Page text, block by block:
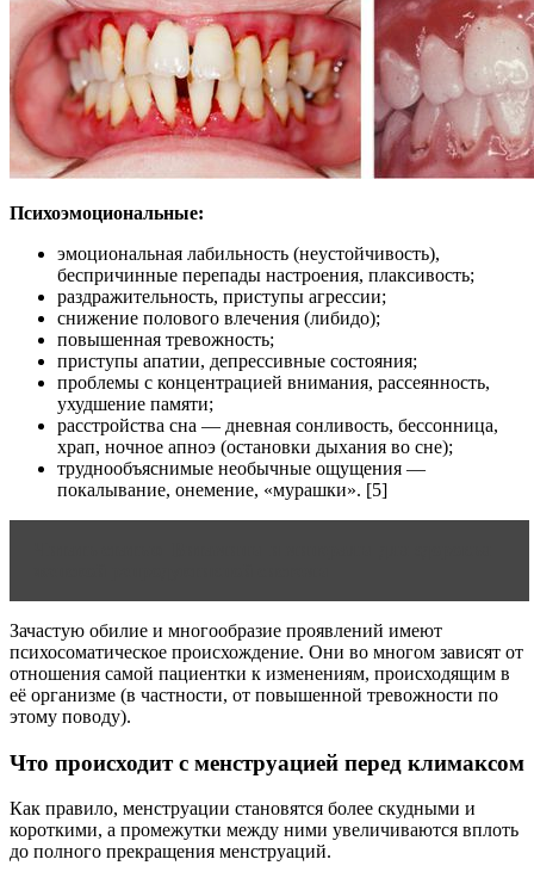
Психоэмоциональные:
эмоциональная лабильность (неустойчивость),
беспричинные перепады настроения, плаксивость;
раздражительность, приступы агрессии;
снижение полового влечения (либидо);
повышенная тревожность;
приступы апатии, депрессивные состояния;
проблемы с концентрацией внимания, рассеянность,
ухудшение памяти;
расстройства сна — дневная сонливость, бессонница,
храп, ночное апноэ (остановки дыхания во сне);
труднообъяснимые необычные ощущения —
покалывание, онемение, «мурашки». [5]
Зачастую обилие и многообразие проявлений имеют
психосоматическое происхождение. Они во многом зависят от
отношения самой пациентки к изменениям, происходящим в
её организме (в частности, от повышенной тревожности по
этому поводу).
Что происходит с менструацией перед климаксом
Как правило, менструации становятся более скудными и
короткими, а промежутки между ними увеличиваются вплоть
до полного прекращения менструаций.